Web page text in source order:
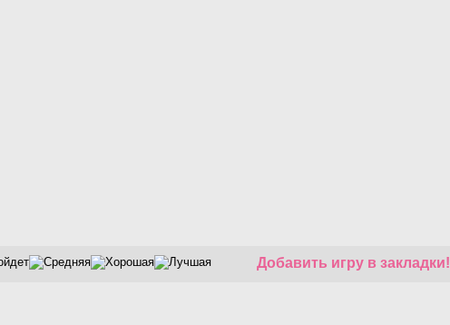
Добавить игру в закладки!